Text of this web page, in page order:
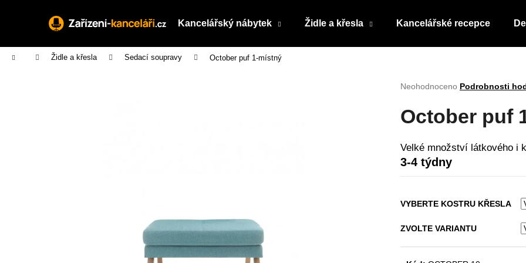
Kancelářský nábytek Židle a křesla Kancelářské recepce
Domů Židle a křesla Sedací soupravy October puf 1-místný
Průměrné
produktu
je
5
hvězdiček.
Neohodnoceno Podrobnosti
October puf
Velké množství látkového i
3-4 týdny
VYBERTE KOSTRU KŘESLA
ZVOLTE VARIANTU
Zpět
do
Zpět
do
Co potřebujete najít?
HLEDAT